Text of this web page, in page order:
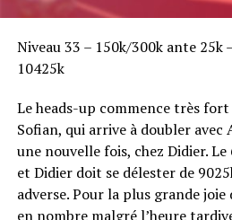
Niveau 33 – 150k/300k ante 25k
10425k
Le heads-up commence très
Sofian, qui arrive à doubler avec
une nouvelle fois, chez Didier.
et Didier doit se délester de
adverse. Pour la plus grande
en nombre malgré l’heure